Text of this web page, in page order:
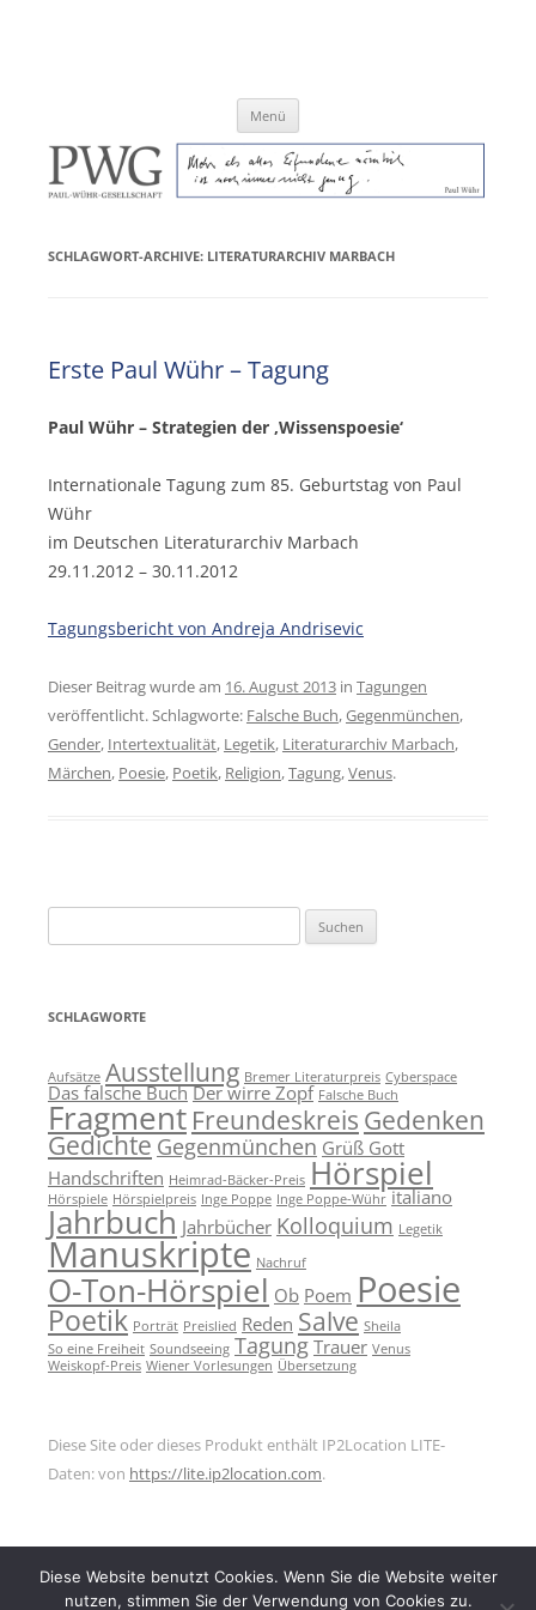
Menü
SCHLAGWORT-ARCHIVE: LITERATURARCHIV MARBACH
Erste Paul Wühr – Tagung
Paul Wühr – Strategien der ‚Wissenspoesie‘
Internationale Tagung zum 85. Geburtstag von Paul
Wühr
im Deutschen Literaturarchiv Marbach
29.11.2012 – 30.11.2012
Tagungsbericht von Andreja Andrisevic
Dieser Beitrag wurde am 16. August 2013in Tagungen
veröffentlicht. Schlagworte: Falsche Buch,Gegenmünchen,
Gender, Intertextualität, Legetik, Literaturarchiv Marbach,
Märchen, Poesie, Poetik, Religion,Tagung,Venus.
nach:
SCHLAGWORTE
Aufsätze Ausstellung Bremer Literaturpreis Cyberspace
Das falsche Buch Der wirre Zopf Falsche Buch
Fragment Freundeskreis Gedenken
Gedichte Gegenmünchen Grüß Gott
Handschriften Heimrad-Bäcker-Preis Hörspiel
Hörspiele Hörspielpreis Inge Poppe Inge Poppe-Wühr italiano
Jahrbuch Jahrbücher Kolloquium Legetik
Manuskripte Nachruf
O-Ton-Hörspiel Ob Poem Poesie
Poetik Porträt Preislied Reden Salve Sheila
So eine Freiheit Soundseeing Tagung Trauer Venus
Weiskopf-Preis Wiener Vorlesungen Übersetzung
Diese Site oder dieses Produkt enthält IP2Location LITE-
Daten: von https://lite.ip2location.com.
Diese Website benutzt Cookies. Wenn Sie die Website weiter
nutzen, stimmen Sie der Verwendung von Cookies zu.